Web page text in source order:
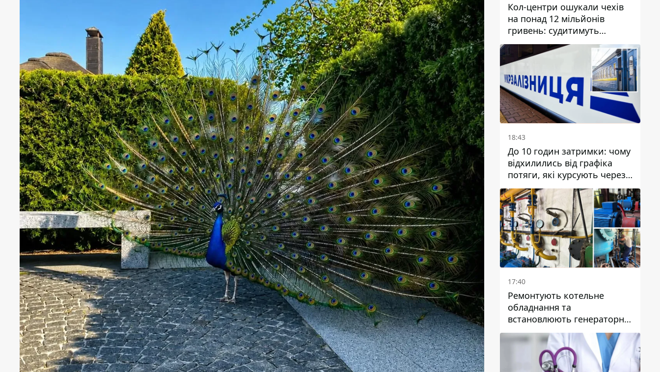
Кол-центри ошукали чехів
на понад 12 мільйонів
гривень: судитимуть
дніпрянина, який
організував
транснаціональну злочинну
організацію
18:43
До 10 годин затримки: чому
відхилились від графіка
потяги, які курсують через
Дніпро та область
17:40
Ремонтують котельне
обладнання та
встановлюють генераторні
установки: як у Дніпрі
готуються до
опалювального сезону